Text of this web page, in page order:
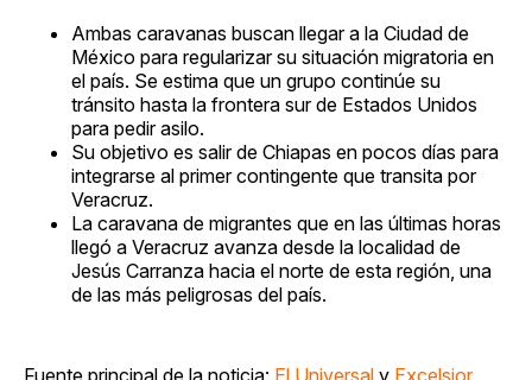
Ambas caravanas buscan llegar a la Ciudad de
México para regularizar su situación migratoria en
el país. Se estima que un grupo continúe su
tránsito hasta la frontera sur de Estados Unidos
para pedir asilo.
Su objetivo es salir de Chiapas en pocos días para
integrarse al primer contingente que transita por
Veracruz.
La caravana de migrantes que en las últimas horas
llegó a Veracruz avanza desde la localidad de
Jesús Carranza hacia el norte de esta región, una
de las más peligrosas del país.
Fuente principal de la noticia: El Universal y Excelsior